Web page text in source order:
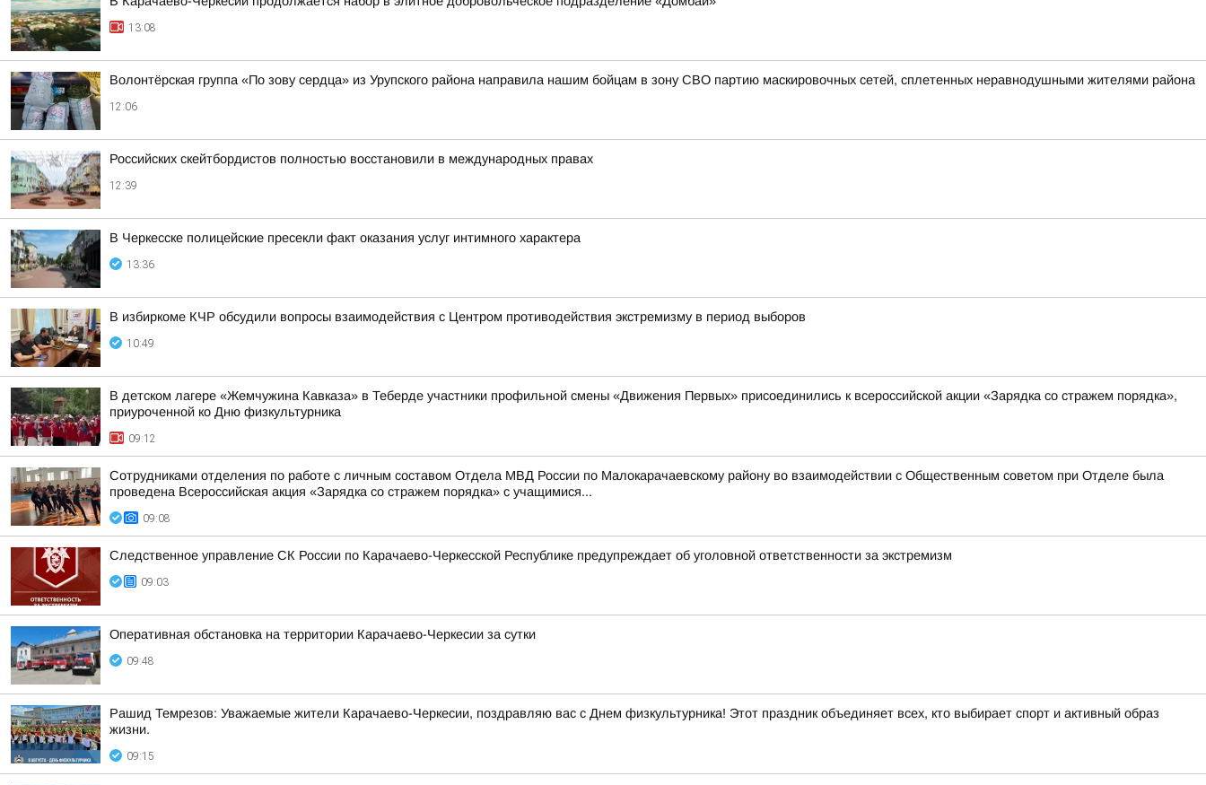
13:08
Волонтёрская группа «По зову сердца» из Урупского района направила нашим бойцам в зону СВО партию маскировочных сетей, сплетенных неравнодушными жителями района
12:06
Российских скейтбордистов полностью восстановили в международных правах
12:39
В Черкесске полицейские пресекли факт оказания услуг интимного характера
13:36
В избиркоме КЧР обсудили вопросы взаимодействия с Центром противодействия экстремизму в период выборов
10:49
В детском лагере «Жемчужина Кавказа» в Теберде участники профильной смены «Движения Первых» присоединились к всероссийской акции «Зарядка со стражем порядка»,
приуроченной ко Дню физкультурника
09:12
Сотрудниками отделения по работе с личным составом Отдела МВД России по Малокарачаевскому району во взаимодействии с Общественным советом при Отделе была
проведена Всероссийская акция «Зарядка со стражем порядка» с учащимися...
09:08
Следственное управление СК России по Карачаево-Черкесской Республике предупреждает об уголовной ответственности за экстремизм
09:03
Оперативная обстановка на территории Карачаево-Черкесии за сутки
09:48
Рашид Темрезов: Уважаемые жители Карачаево-Черкесии, поздравляю вас с Днем физкультурника! Этот праздник объединяет всех, кто выбирает спорт и активный образ
жизни.
09:15